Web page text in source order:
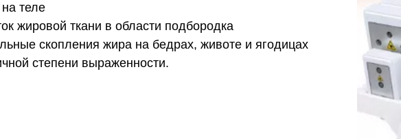
теле
жировой ткани в области подбородка
скопления жира на бедрах, животе и ягодицах
степени выраженности.